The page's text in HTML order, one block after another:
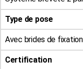
Type de pose
Avec brides de fixation
Certification